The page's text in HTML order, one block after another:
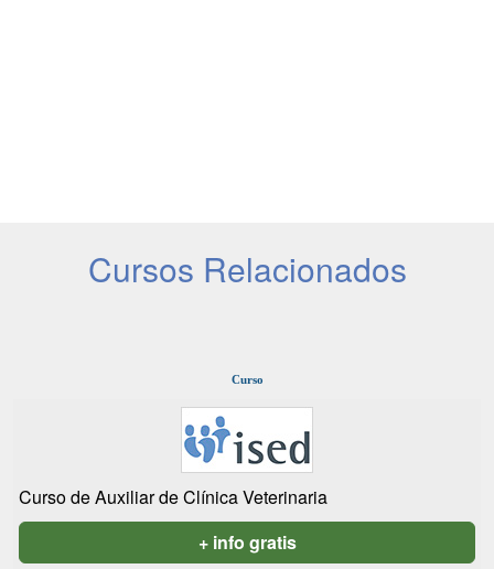
Cursos Relacionados
Curso
Curso de Auxiliar de Clínica Veterinaria
+ info gratis